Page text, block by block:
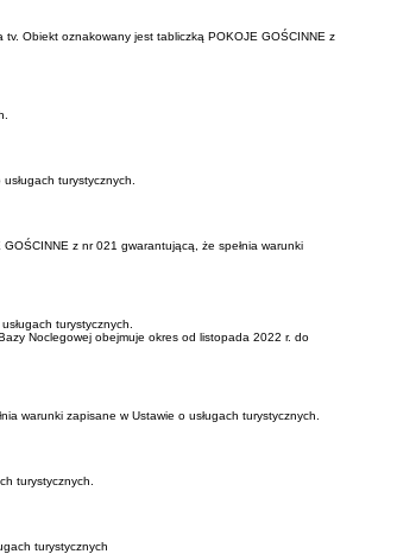
Obiekt oznakowany jest tabliczką POKOJE GOŚCINNE z
turystycznych.
z nr 021 gwarantującą, że spełnia warunki
turystycznych.
Noclegowej obejmuje okres od listopada 2022 r. do
warunki zapisane w Ustawie o usługach turystycznych.
turystycznych.
turystycznych